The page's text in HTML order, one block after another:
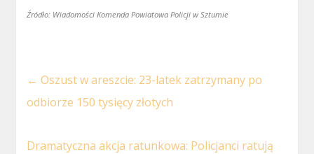
Źródło: Wiadomości Komenda Powiatowa Policji w Sztumie
← Oszust w areszcie: 23-latek zatrzymany po
odbiorze 150 tysięcy złotych
Dramatyczna akcja ratunkowa: Policjanci ratują